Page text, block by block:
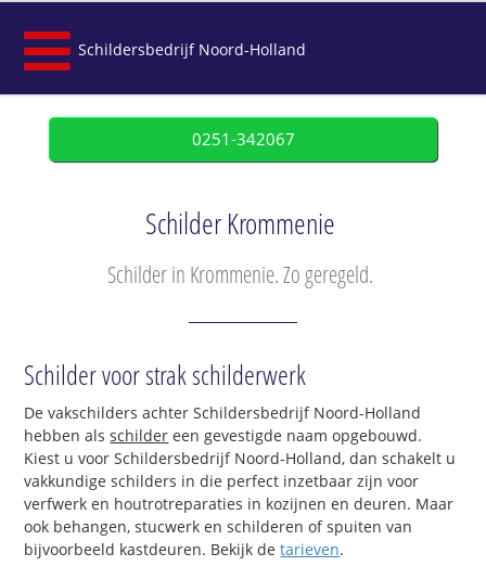
Schildersbedrijf Noord-Holland
0251-342067
Schilder Krommenie
Schilder in Krommenie. Zo geregeld.
Schilder voor strak schilderwerk
De vakschilders achter Schildersbedrijf Noord-Holland
hebben alsschilder een gevestigde naam opgebouwd.
Kiest u voor Schildersbedrijf Noord-Holland, dan schakelt u
vakkundige schilders in die perfect inzetbaar zijn voor
verfwerk en houtrotreparaties in kozijnen en deuren. Maar
ook behangen, stucwerk en schilderen of spuiten van
bijvoorbeeld kastdeuren. Bekijk detarieven.